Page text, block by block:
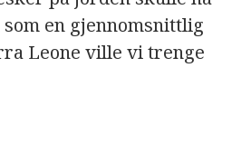
en gjennomsnittlig
Leone ville vi trenge